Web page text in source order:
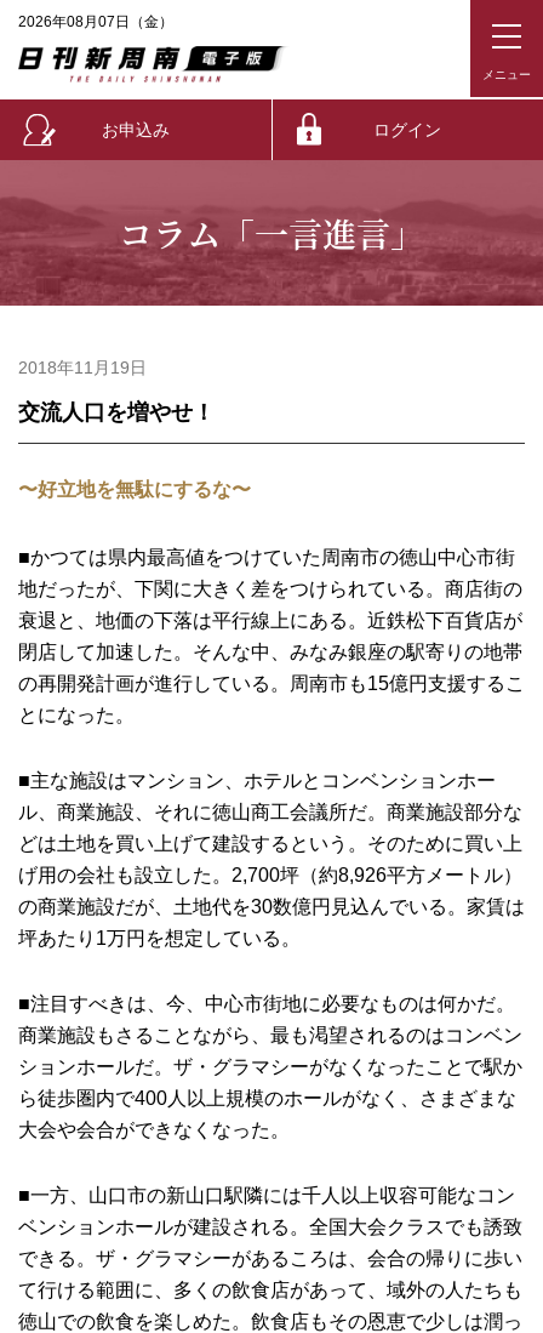
2026年08月07日（金）
お申込み ログイン
コラム「一言進言」
2018年11月19日
交流人口を増やせ！
〜好立地を無駄にするな〜
■かつては県内最高値をつけていた周南市の徳山中心市街
地だったが、下関に大きく差をつけられている。商店街の
衰退と、地価の下落は平行線上にある。近鉄松下百貨店が
閉店して加速した。そんな中、みなみ銀座の駅寄りの地帯
の再開発計画が進行している。周南市も15億円支援するこ
とになった。
■主な施設はマンション、ホテルとコンベンションホー
ル、商業施設、それに徳山商工会議所だ。商業施設部分な
どは土地を買い上げて建設するという。そのために買い上
げ用の会社も設立した。2,700坪（約8,926平方メートル）
の商業施設だが、土地代を30数億円見込んでいる。家賃は
坪あたり1万円を想定している。
■注目すべきは、今、中心市街地に必要なものは何かだ。
商業施設もさることながら、最も渇望されるのはコンベン
ションホールだ。ザ・グラマシーがなくなったことで駅か
ら徒歩圏内で400人以上規模のホールがなく、さまざまな
大会や会合ができなくなった。
■一方、山口市の新山口駅隣には千人以上収容可能なコン
ベンションホールが建設される。全国大会クラスでも誘致
できる。ザ・グラマシーがあるころは、会合の帰りに歩い
て行ける範囲に、多くの飲食店があって、域外の人たちも
徳山での飲食を楽しめた。飲食店もその恩恵で少しは潤っ